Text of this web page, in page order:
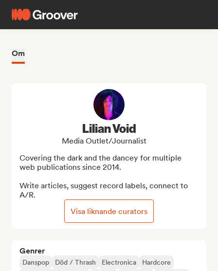
Om
Genrer
Danspop Död / Thrash Electronica
Hardcore
Lilian Void
Media Outlet/Journalist
Covering the dark and the dancey for multiple
web publications since 2014.
Write articles, suggest record labels, connect to
A/R.
Visa liknande curators